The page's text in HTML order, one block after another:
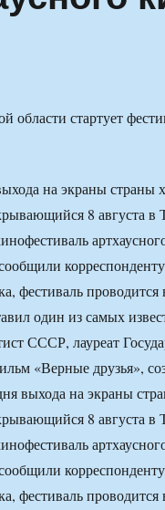
на экраны страны
8 августа в
фестиваль
один из самых
СССР, лауреат
«Верные друзья»,
выхода на экраны
8 августа в
фестиваль